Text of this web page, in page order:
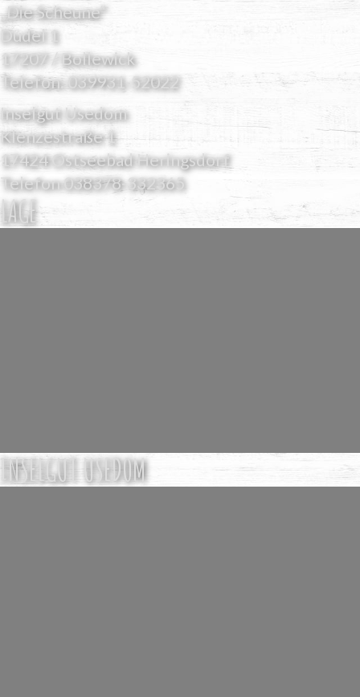
„Die Scheune“
Dudel 1
17207 / Bollewick
Telefon:039931-52022
Inselgut Usedom
Klenzestraße 1
17424 Ostseebad Heringsdorf
Telefon038378-332365
LAGE
INSELGUT USEDOM